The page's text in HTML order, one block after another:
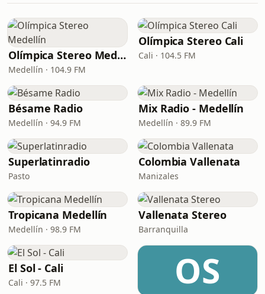
Olímpica Stereo Medellín
Medellín · 104.9 FM
Olímpica Stereo Cali
Cali · 104.5 FM
Bésame Radio
Medellín · 94.9 FM
Mix Radio - Medellín
Medellín · 89.9 FM
Superlatinradio
Pasto
Colombia Vallenata
Manizales
Tropicana Medellín
Medellín · 98.9 FM
Vallenata Stereo
Barranquilla
El Sol - Cali
Cali · 97.5 FM OS